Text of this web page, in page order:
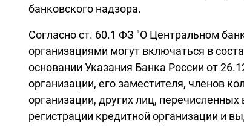
банковского надзора.
Согласно ст. 60.1 ФЗ "О Центральном
организациями могут включаться в
основании Указания Банка России от
организации, его заместителя, членов
организации, других лиц,
регистрации кредитной организации и